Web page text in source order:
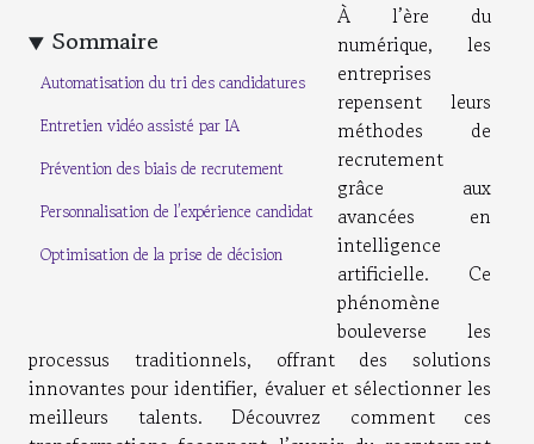
Sommaire
Automatisation du tri des candidatures
Entretien vidéo assisté par IA
Prévention des biais de recrutement
Personnalisation de l’expérience candidat
Optimisation de la prise de décision
À l’ère du
numérique, les
entreprises
repensent leurs
méthodes de
recrutement
grâce aux
avancées en
intelligence
artificielle. Ce
phénomène
bouleverse les
processus traditionnels, offrant des solutions
innovantes pour identifier, évaluer et sélectionner les
meilleurs talents. Découvrez comment ces